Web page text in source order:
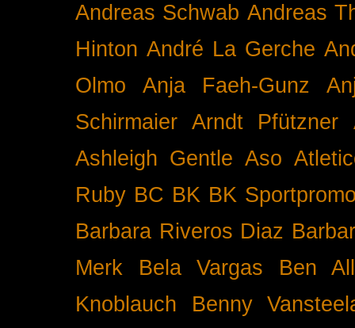
Andreas Schwab Andreas
Hinton André La Gerche
Olmo
Anja Faeh-Gunz
Schirmaier
Arndt Pfützner
Ashleigh Gentle Aso
Ruby BC BK BK
Barbara Riveros Diaz
Merk
Bela Vargas
Ben
Knoblauch
Benny